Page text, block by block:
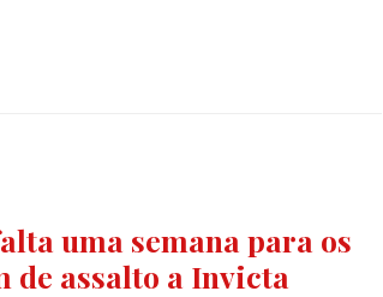
uma semana para os
de assalto a Invicta